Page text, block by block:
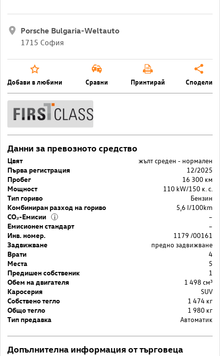
Porsche Bulgaria-Weltauto
1715 София
Добави в любими Сравни Принтирай Сподели
Данни за превозното средство
Цвят
жълт среден - нормален
Първа регистрация
12/2025
Пробег
16 300 км
Мощност
110 kW/150 к. с.
Тип гориво
Бензин
Комбиниран разход на гориво
5,6 l/100km
CO₂-Емисии
i
–
Емисионен стандарт
–
Инв. номер.
1179 /00161
Задвижване
предно задвижване
Врати
4
Места
5
Предишен собственик
1
Обем на двигателя
1 498 cм³
Каросерия
SUV
Собствено тегло
1 474 кг
Общо тегло
1 980 кг
Тип предавка
Автоматик
Допълнителна информация от търговеца